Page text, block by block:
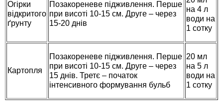
Огірки
відкритого
ґрунту
Позакореневе підживлення. Перше
при висоті 10-15 см. Друге – через
15-20 днів
на 4 л
води на
1 сотку
Картопля
Позакореневе підживлення. Перше
при висоті 10-15 см. Друге – через
15 днів. Третє – початок
інтенсивного формування бульб
20 мл
на 5 л
води на
1 сотку